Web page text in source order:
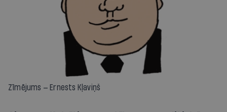
Zīmējums — Ernests Kļaviņš